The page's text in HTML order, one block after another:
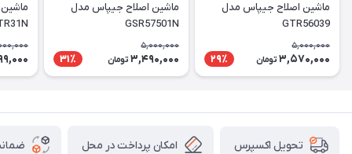
ماشین اصلاح جیپاس مدل
GTR56039
5,000,000
3,570,000 تومان 29٪
ماشین اصلاح جیپاس مدل
GSR57501N
5,000,000
3,490,000 تومان 31٪
تحویل اکسپرس امکان پرداخت در محل